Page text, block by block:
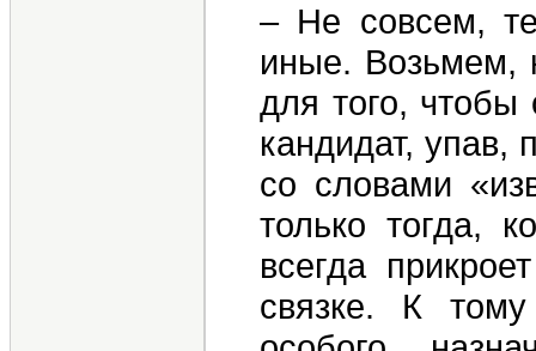
– Не совсем,
иные. Возьмем,
для того,
кандидат, упав,
со словами
только тогда,
всегда
связке. К